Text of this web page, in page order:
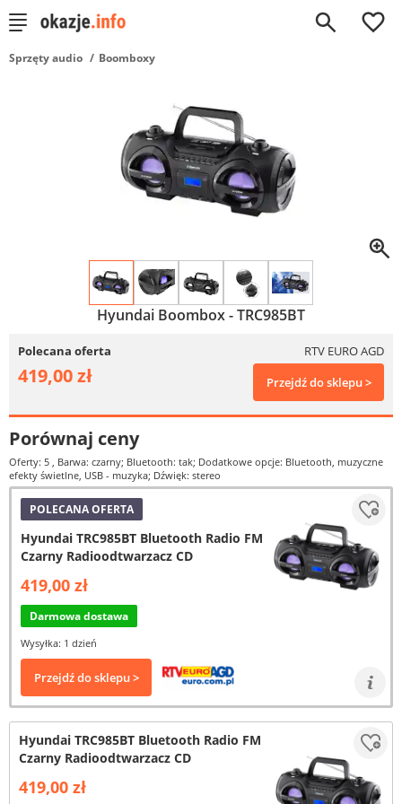
0
Sprzęty audio Boomboxy
Hyundai Boombox - TRC985BT
Polecana oferta RTV EURO AGD
419,00 zł Przejdź do sklepu >
Porównaj ceny
Oferty: 5 , Barwa: czarny; Bluetooth: tak; Dodatkowe opcje: Bluetooth, muzyczne
efekty świetlne, USB - muzyka; Dźwięk: stereo
POLECANA OFERTA
Hyundai TRC985BT Bluetooth Radio FM
Czarny Radioodtwarzacz CD
419,00 zł
Darmowa dostawa
Wysyłka: 1 dzień
Przejdź do sklepu >
Hyundai TRC985BT Bluetooth Radio FM
Czarny Radioodtwarzacz CD
419,00 zł